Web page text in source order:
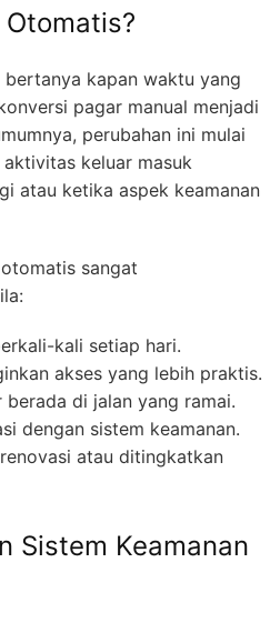
kapan waktu yang
pagar manual menjadi
perubahan ini mulai
keluar masuk
atau ketika aspek keamanan
sangat
kali setiap hari.
akses yang lebih praktis.
berada di jalan yang ramai.
dengan sistem keamanan.
atau ditingkatkan
Sistem Keamanan